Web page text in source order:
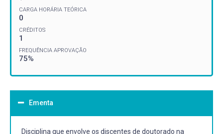
CARGA HORÁRIA TEÓRICA
0
CRÉDITOS
1
FREQUÊNCIA APROVAÇÃO
75%
Ementa
Disciplina que envolve os discentes de doutorado na